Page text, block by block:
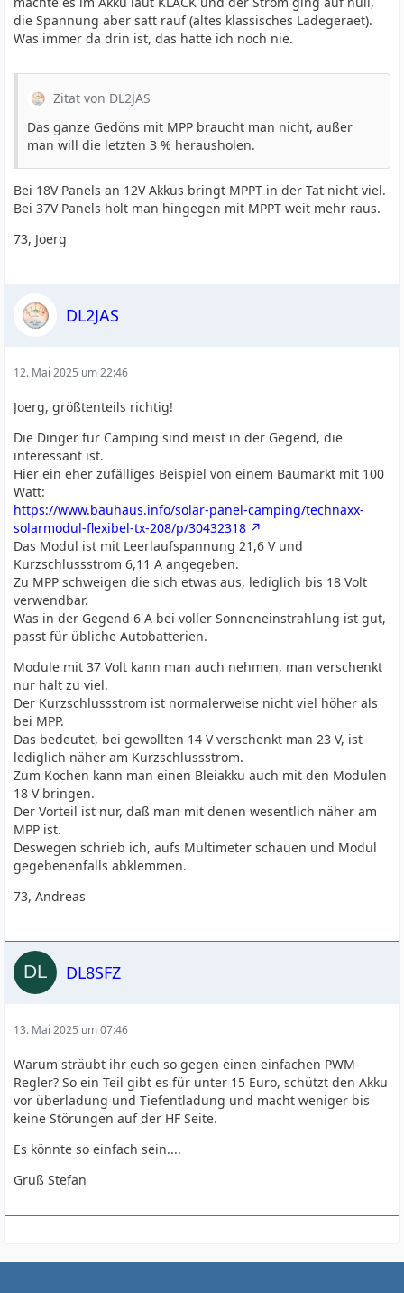
die Spannung aber satt rauf (altes klassisches Ladegeraet).
Was immer da drin ist, das hatte ich noch nie.
Zitat von DL2JAS
Das ganze Gedöns mit MPP braucht man nicht, außer
man will die letzten 3 % herausholen.
Bei 18V Panels an 12V Akkus bringt MPPT in der Tat nicht viel.
Bei 37V Panels holt man hingegen mit MPPT weit mehr raus.
73, Joerg
DL2JAS
12. Mai 2025 um 22:46
Joerg, größtenteils richtig!
Die Dinger für Camping sind meist in der Gegend, die
interessant ist.
Hier ein eher zufälliges Beispiel von einem Baumarkt mit 100
Watt:
https://www.bauhaus.info/solar-panel-camping/technaxx-
solarmodul-flexibel-tx-208/p/30432318
Das Modul ist mit Leerlaufspannung 21,6 V und
Kurzschlussstrom 6,11 A angegeben.
Zu MPP schweigen die sich etwas aus, lediglich bis 18 Volt
verwendbar.
Was in der Gegend 6 A bei voller Sonneneinstrahlung ist gut,
passt für übliche Autobatterien.
Module mit 37 Volt kann man auch nehmen, man verschenkt
nur halt zu viel.
Der Kurzschlussstrom ist normalerweise nicht viel höher als
bei MPP.
Das bedeutet, bei gewollten 14 V verschenkt man 23 V, ist
lediglich näher am Kurzschlussstrom.
Zum Kochen kann man einen Bleiakku auch mit den Modulen
18 V bringen.
Der Vorteil ist nur, daß man mit denen wesentlich näher am
MPP ist.
Deswegen schrieb ich, aufs Multimeter schauen und Modul
gegebenenfalls abklemmen.
73, Andreas
DL8SFZ
13. Mai 2025 um 07:46
Warum sträubt ihr euch so gegen einen einfachen PWM-
Regler? So ein Teil gibt es für unter 15 Euro, schützt den Akku
vor überladung und Tiefentladung und macht weniger bis
keine Störungen auf der HF Seite.
Es könnte so einfach sein....
Gruß Stefan